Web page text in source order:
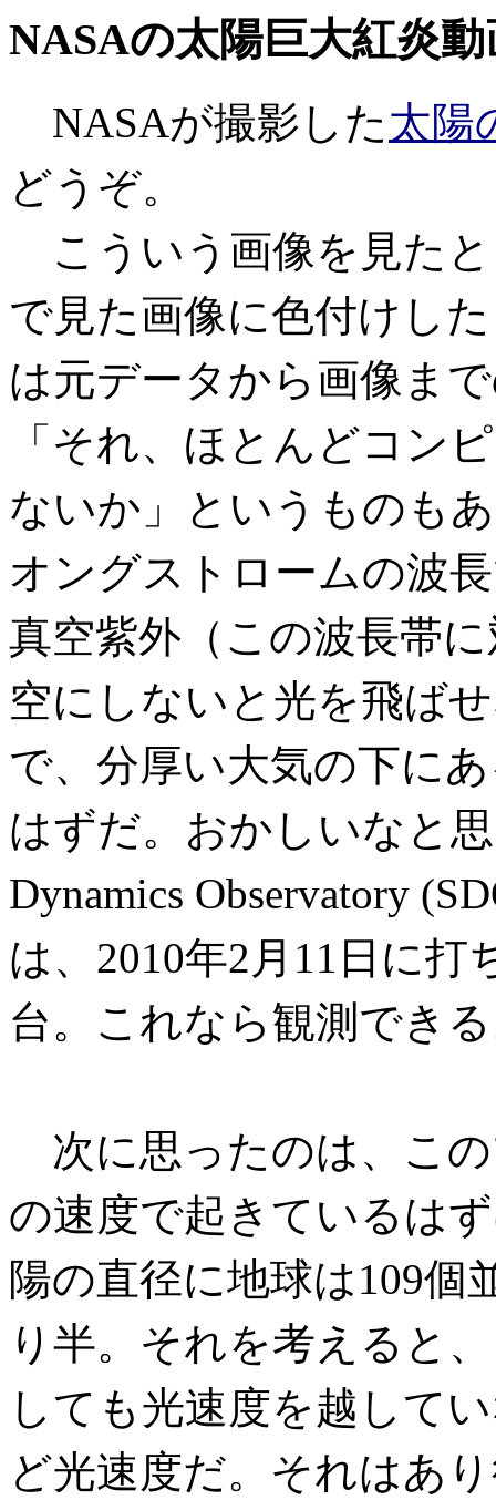
NASAの太陽巨大紅炎動
NASAが撮影した太陽
どうぞ。
こういう画像を見た
で見た画像に色付けし
は元データから画像ま
「それ、ほとんどコン
ないか」というものも
オングストロームの波
真空紫外（この波長帯
空にしないと光を飛ば
で、分厚い大気の下に
はずだ。おかしいなと
Dynamics Observatory
は、2010年2月11日に
台。これなら観測でき
次に思ったのは、こ
の速度で起きているは
陽の直径に地球は109個
り半。それを考えると
しても光速度を越して
ど光速度だ。それはあ